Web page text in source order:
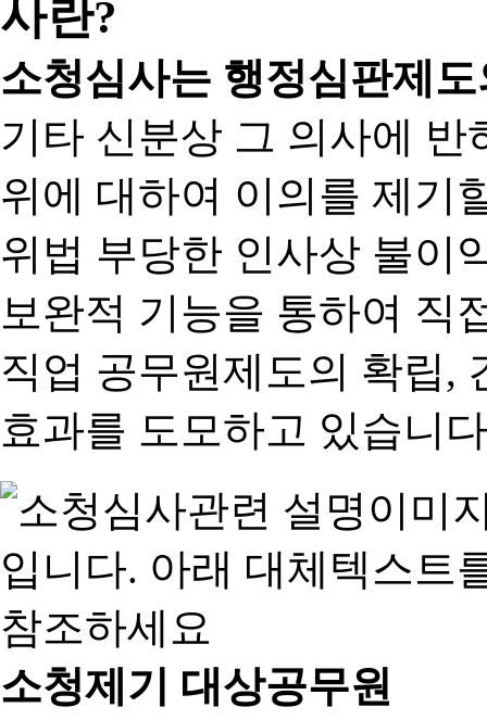
소청심사는 행정심판제
기타 신분상 그 의사에
위에 대하여 이의를 제기
위법 부당한 인사상 불이
보완적 기능을 통하여 직
직업 공무원제도의 확립,
효과를 도모하고 있습니
소청제기 대상공무원